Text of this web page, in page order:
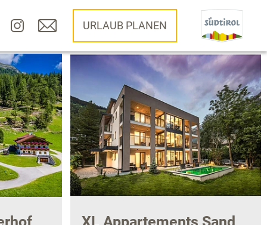
URLAUB PLANEN
XL Appartements Sand